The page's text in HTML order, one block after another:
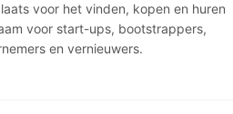
voor het vinden, kopen en huren
voor start-ups, bootstrappers,
en vernieuwers.